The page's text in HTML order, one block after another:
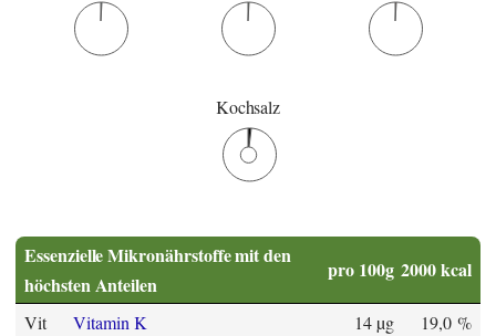
Kochsalz
Essenzielle Mikronährstoffe mit den
höchsten Anteilen
pro 100g 2000 kcal
Vit Vitamin K 14 µg
19,0 %